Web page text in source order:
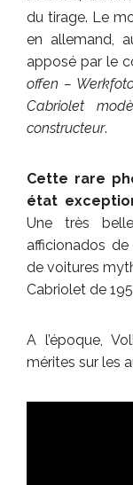
du tirage. Le
en allemand,
apposé par le
offen –
Cabriolet
constructeur.
Cette rare
état
Une très
afficionados
de voitures
Cabriolet de
A l’époque,
mérites sur les